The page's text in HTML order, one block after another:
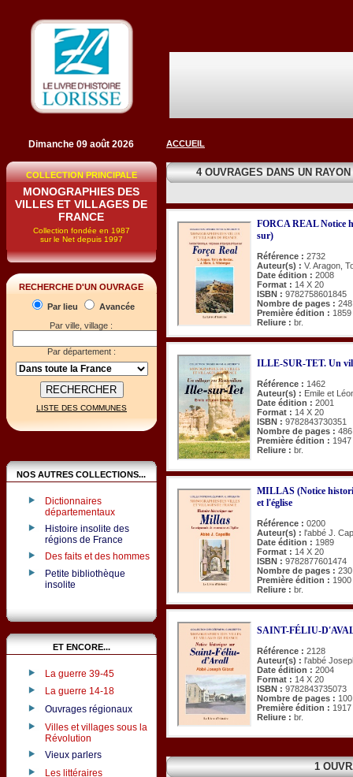
Dimanche 09 août 2026
COLLECTION PRINCIPALE
MONOGRAPHIES DES
VILLES ET VILLAGES DE
FRANCE
Collection fondée en 1987
sur le Net depuis 1997
RECHERCHE D'UN OUVRAGE
Par lieu
Avancée
Par ville, village :
Par département :
LISTE DES COMMUNES
NOS AUTRES COLLECTIONS...
Dictionnaires
départementaux
Histoire insolite des
régions de France
Des faits et des hommes
Petite bibliothèque
insolite
ET ENCORE...
La guerre 39-45
La guerre 14-18
Ouvrages régionaux
Villes et villages sous la
Révolution
Vieux parlers
Les littéraires
ACCUEIL
4 OUVRAGES DANS UN
FORCA REAL Notice
sur)
Référence : 2732
Auteur(s) : V. Aragon,
Date édition : 2008
Format : 14 X 20
ISBN : 9782758601845
Nombre de pages : 248
Première édition : 1859
Reliure : br.
ILLE-SUR-TET. Un
Référence : 1462
Auteur(s) : Emile et
Date édition : 2001
Format : 14 X 20
ISBN : 9782843730351
Nombre de pages : 486
Première édition : 1947
Reliure : br.
MILLAS (Notice
et l'église
Référence : 0200
Auteur(s) : l'abbé J.
Date édition : 1989
Format : 14 X 20
ISBN : 9782877601474
Nombre de pages : 230
Première édition : 1900
Reliure : br.
SAINT-FÉLIU-
Référence : 2128
Auteur(s) : l'abbé
Date édition : 2004
Format : 14 X 20
ISBN : 9782843735073
Nombre de pages : 100
Première édition : 1917
Reliure : br.
1